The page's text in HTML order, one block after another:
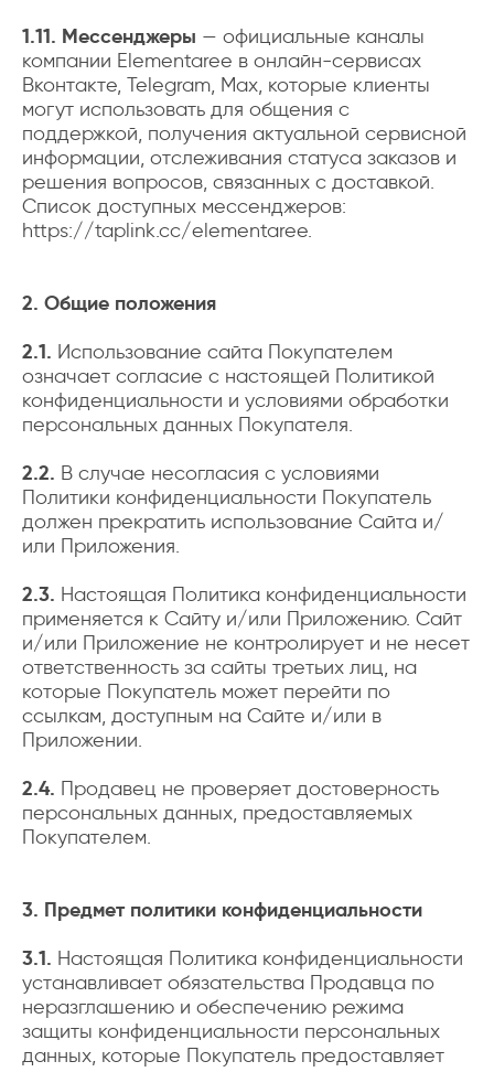
1.11. Мессенджеры — официальные каналы
компании Elementaree в онлайн-сервисах
Вконтакте, Telegram, Max, которые клиенты
могут использовать для общения с
поддержкой, получения актуальной сервисной
информации, отслеживания статуса заказов и
решения вопросов, связанных с доставкой.
Список доступных мессенджеров:
https://taplink.cc/elementaree
2. Общие положения
2.1. Использование сайта Покупателем
означает согласие с настоящей Политикой
конфиденциальности и условиями обработки
персональных данных Покупателя.
2.2. В случае несогласия с условиями
Политики конфиденциальности Покупатель
должен прекратить использование Сайта и/
или Приложения.
2.3. Настоящая Политика конфиденциальности
применяется к Сайту и/или Приложению. Сайт
и/или Приложение не контролирует и не несет
ответственность за сайты третьих лиц, на
которые Покупатель может перейти по
ссылкам, доступным на Сайте и/или в
Приложении.
2.4. Продавец не проверяет достоверность
персональных данных, предоставляемых
Покупателем.
3. Предмет политики конфиденциальности
3.1. Настоящая Политика конфиденциальности
устанавливает обязательства Продавца по
неразглашению и обеспечению режима
защиты конфиденциальности персональных
данных, которые Покупатель предоставляет